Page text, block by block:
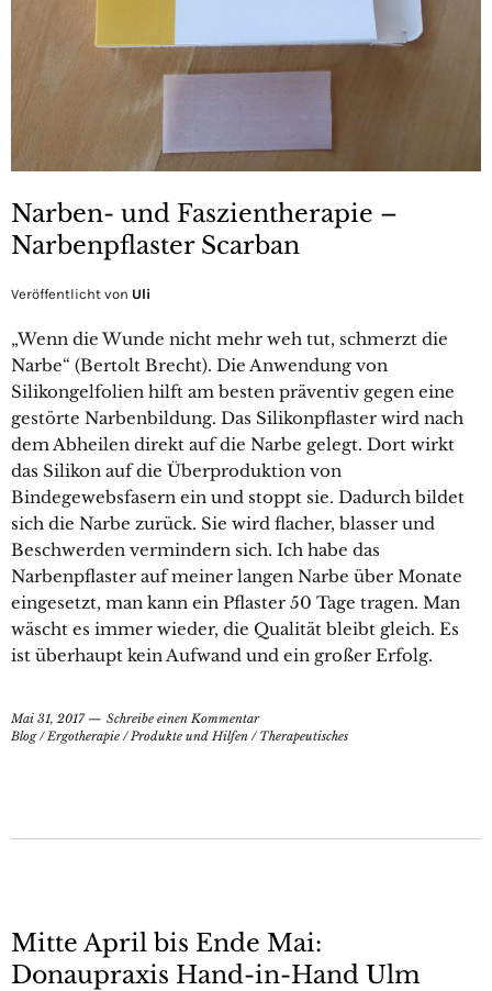
Narben- und Faszientherapie –
Narbenpflaster Scarban
Veröffentlicht von Uli
„Wenn die Wunde nicht mehr weh tut, schmerzt die
Narbe“ (Bertolt Brecht). Die Anwendung von
Silikongelfolien hilft am besten präventiv gegen eine
gestörte Narbenbildung. Das Silikonpflaster wird nach
dem Abheilen direkt auf die Narbe gelegt. Dort wirkt
das Silikon auf die Überproduktion von
Bindegewebsfasern ein und stoppt sie. Dadurch bildet
sich die Narbe zurück. Sie wird flacher, blasser und
Beschwerden vermindern sich. Ich habe das
Narbenpflaster auf meiner langen Narbe über Monate
eingesetzt, man kann ein Pflaster 50 Tage tragen. Man
wäscht es immer wieder, die Qualität bleibt gleich. Es
ist überhaupt kein Aufwand und ein großer Erfolg.
Mai 31, 2017
Schreibe einen Kommentar
Blog/ Ergotherapie / Produkte und Hilfen / Therapeutisches
Mitte April bis Ende Mai:
Donaupraxis Hand-in-Hand Ulm